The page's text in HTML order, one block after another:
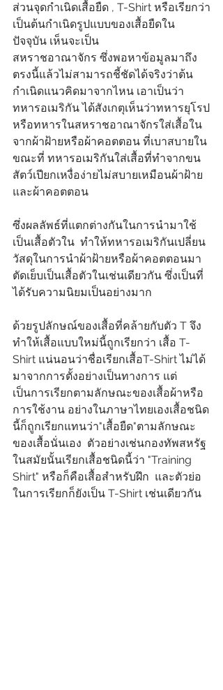
ส่วนจุดกำเนิดเสื้อยืด , T-Shirt หรือเรียกว่า
เป็นต้นกำเนิดรูปแบบของเสื้อยืดใน
ปัจจุบัน เห็นจะเป็น
สหราชอาณาจักร ซึ่งพอหาข้อมูลมาถึง
ตรงนี้แล้วไม่สามารถชี้ชัดได้จริงว่าต้น
กำเนิดแนวคิดมาจากไหน เอาเป็นว่า
ทหารอเมริกัน ได้สังเกตุเห็นว่าทหารยุโรป
หรือทหารในสหราชอาณาจักรใส่เสื้อใน
จากผ้าฝ้ายหรือผ้าคอตตอน ที่เบาสบายใน
ขณะที่ ทหารอเมริกันใส่เสื้อที่ทำจากขน
สัตว์เปียกเหงื่อง่ายไม่สบายเหมือนผ้าฝ้าย
และผ้าคอตตอน
ซึ่งผลลัพธ์ที่แตกต่างกันในการนำมาใช้
เป็นเสื้อตัวใน  ทำให้ทหารอเมริกันเปลี่ยน
วัสดุในการนำผ้าฝ้ายหรือผ้าคอตตอนมา
ตัดเย็บเป็นเสื้อตัวในเช่นเดียวกัน ซึ่งเป็นที่
ได้รับความนิยมเป็นอย่างมาก
ด้วยรูปลักษณ์ของเสื้อที่คล้ายกับตัว T จึง
ทำให้เสื้อแบบใหม่นี้ถูกเรียกว่า เสื้อ T-
Shirt แน่นอนว่าชื่อเรียกเสื้อT-Shirt ไม่ได้
มาจากการตั้งอย่างเป็นทางการ แต่
เป็นการเรียกตามลักษณะของเสื้อผ้าหรือ
การใช้งาน อย่างในภาษาไทยเองเสื้อชนิด
นี้ก็ถูกเรียกแทนว่า"เสื้อยืด"ตามลักษณะ
ของเสื้อนั่นเอง  ตัวอย่างเช่นกองทัพสหรัฐ
ในสมัยนั้นเรียกเสื้อชนิดนี้ว่า "Training
Shirt" หรือก็คือเสื้อสำหรับฝึก  และตัวย่อ
ในการเรียกก็ยังเป็น T-Shirt เช่นเดียวกัน